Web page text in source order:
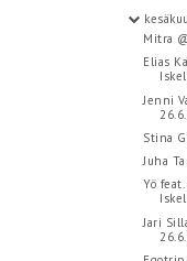
Mitra
Elias
Jenni
Stina
Juha
Yö
Jari